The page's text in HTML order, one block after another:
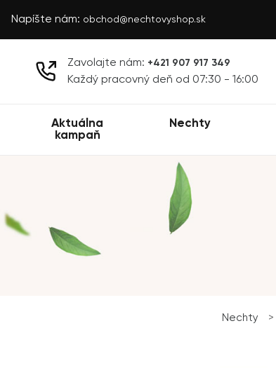
Napíšte nám: obchod@nechtovyshop.sk
Zavolajte nám: +421 907 917 349
Každý pracovný deň od 07:30 - 16:00
Aktuálna
kampaň
Nechty
Nechty >